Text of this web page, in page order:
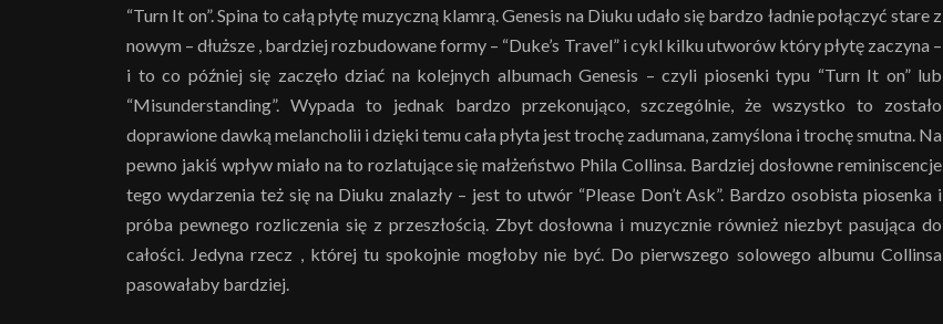
“Turn It on”. Spina to całą płytę muzyczną klamrą. Genesis na Diuku udało się bardzo ładnie połączyć stare z
nowym – dłuższe , bardziej rozbudowane formy – “Duke’s Travel” i cykl kilku utworów który płytę zaczyna –
i to co później się zaczęło dziać na kolejnych albumach Genesis – czyli piosenki typu “Turn It on” lub
“Misunderstanding”. Wypada to jednak bardzo przekonująco, szczególnie, że wszystko to zostało
doprawione dawką melancholii i dzięki temu cała płyta jest trochę zadumana, zamyślona i trochę smutna. Na
pewno jakiś wpływ miało na to rozlatujące się małżeństwo Phila Collinsa. Bardziej dosłowne reminiscencje
tego wydarzenia też się na Diuku znalazły – jest to utwór “Please Don’t Ask”. Bardzo osobista piosenka i
próba pewnego rozliczenia się z przeszłością. Zbyt dosłowna i muzycznie również niezbyt pasująca do
całości. Jedyna rzecz , której tu spokojnie mogłoby nie być. Do pierwszego solowego albumu Collinsa
pasowałaby bardziej.